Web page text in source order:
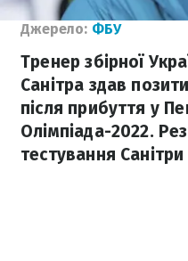
Джерело: ФБУ
Тренер збірної
Санітра здав
після прибуття у
Олімпіада-2022.
тестування